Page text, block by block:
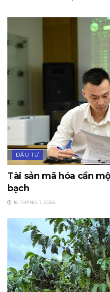
ĐẦU TƯ
Tài sản mã hóa cần
bạch
16 THÁNG 7, 2026